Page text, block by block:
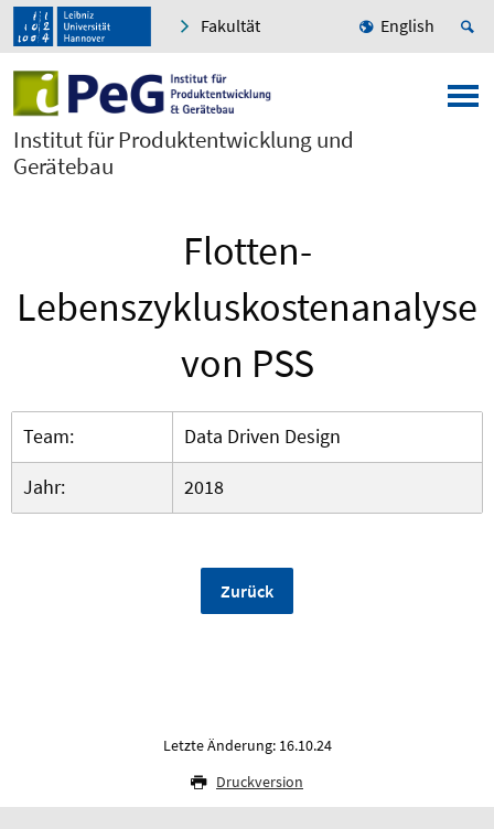
Fakultät English
Institut für Produktentwicklung und
Gerätebau
Flotten-
Lebenszykluskostenanalyse
von PSS
Team:
Data Driven Design
Jahr:
2018
Zurück
Letzte Änderung: 16.10.24
Druckversion